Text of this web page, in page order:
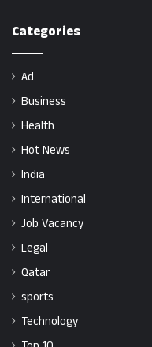
Categories
Ad
Business
Health
Hot News
India
International
Job Vacancy
Legal
Qatar
sports
Technology